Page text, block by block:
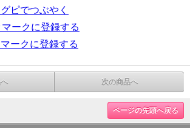
ピでつぶやく
ークに登録する
ークに登録する
次の商品へ
ページの先頭へ戻る